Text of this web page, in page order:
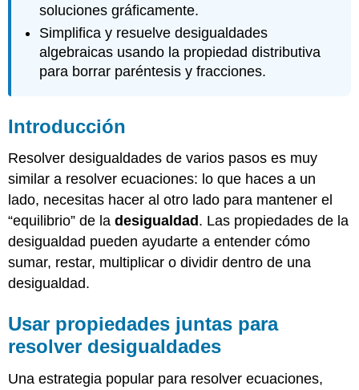
para
resolver
desigualdades
Ejemplo
Ejemplo
Avanzado
Ejercicio
de
la
propiedad
distributiva
para
borrar
y
fracciones
Ejemplo
soluciones gráficamente.
Simplifica y resuelve desigualdades
algebraicas usando la propiedad distributiva
para borrar paréntesis y fracciones.
Introducción
Resolver desigualdades de varios pasos es muy
similar a resolver ecuaciones: lo que haces a un
lado, necesitas hacer al otro lado para mantener el
“equilibrio” de ladesigualdad . Las propiedades de la
desigualdad pueden ayudarte a entender cómo
sumar, restar, multiplicar o dividir dentro de una
desigualdad.
Usar propiedades juntas para
resolver desigualdades
Una estrategia popular para resolver ecuaciones,